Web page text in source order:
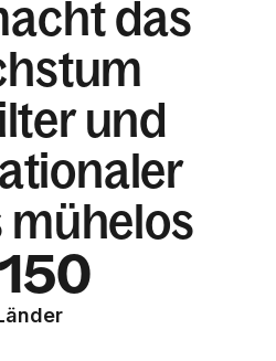
das
und
mühelos